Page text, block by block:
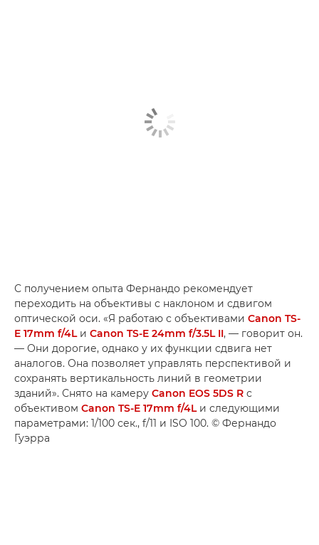
С получением опыта Фернандо рекомендует
переходить на объективы с наклоном и сдвигом
оптической оси. «Я работаю с объективами Canon TS-
E 17mm f/4Lи Canon TS-E 24mm f/3.5L II, — говорит он.
— Они дорогие, однако у их функции сдвига нет
аналогов. Она позволяет управлять перспективой и
сохранять вертикальность линий в геометрии
зданий». Снято на камеру Canon EOS 5DS R с
объективом Canon TS-E 17mm f/4Lи следующими
параметрами: 1/100 сек., f/11 и ISO 100. © Фернандо
Гуэрра